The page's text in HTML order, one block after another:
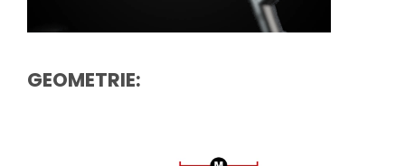
GEOMETRIE: